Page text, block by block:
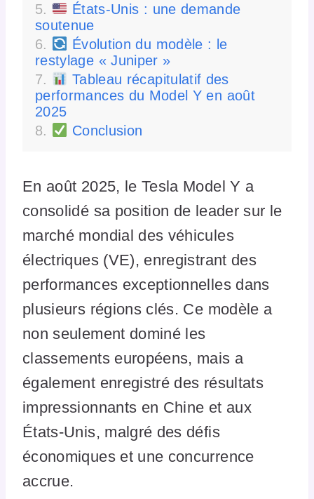
États-Unis : une demande
soutenue
Évolution du modèle : le
restylage « Juniper »
Tableau récapitulatif des
performances du Model Y en août
2025
Conclusion
En août 2025, le Tesla Model Y a
consolidé sa position de leader sur le
marché mondial des véhicules
électriques (VE), enregistrant des
performances exceptionnelles dans
plusieurs régions clés. Ce modèle a
non seulement dominé les
classements européens, mais a
également enregistré des résultats
impressionnants en Chine et aux
États-Unis, malgré des défis
économiques et une concurrence
accrue.